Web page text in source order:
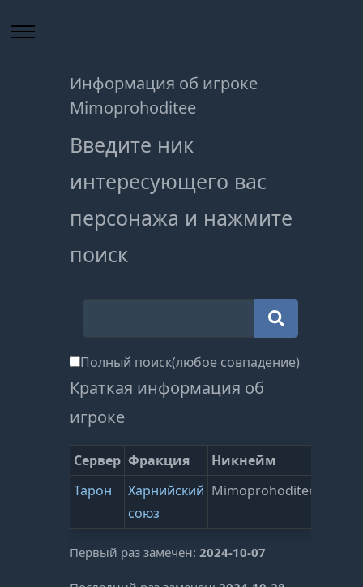
Информация об игроке
Mimoprohoditee
Введите ник
интересующего вас
персонажа и нажмите
поиск
Полный поиск(любое совпадение)
Краткая информация об
игроке
Сервер Фракция Никнейм
Тарон
Харнийский
союз
Mimoprohoditee
Первый раз замечен:2024-10-07